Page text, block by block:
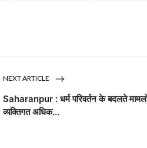
NEXT ARTICLE
Saharanpur : धर्म परिवर्तन के बदलते
व्यक्तिगत अधिक...